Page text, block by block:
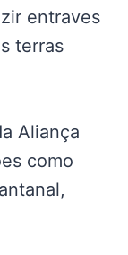
entraves
terras
Aliança
como